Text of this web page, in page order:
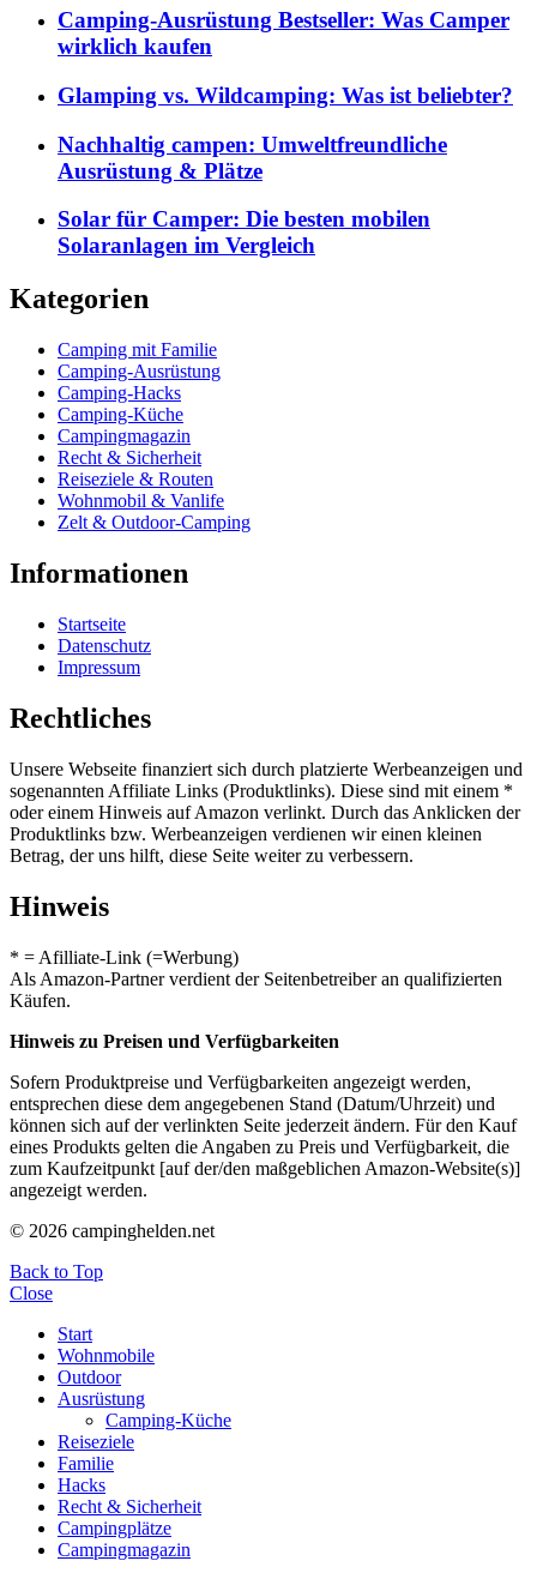
Camping-Ausrüstung Bestseller: Was Camper
wirklich kaufen
Glamping vs. Wildcamping: Was ist beliebter?
Nachhaltig campen: Umweltfreundliche
Ausrüstung & Plätze
Solar für Camper: Die besten mobilen
Solaranlagen im Vergleich
Kategorien
Camping mit Familie
Camping-Ausrüstung
Camping-Hacks
Camping-Küche
Campingmagazin
Recht & Sicherheit
Reiseziele & Routen
Wohnmobil & Vanlife
Zelt & Outdoor-Camping
Informationen
Startseite
Datenschutz
Impressum
Rechtliches
Unsere Webseite finanziert sich durch platzierte Werbeanzeigen und
sogenannten Affiliate Links (Produktlinks). Diese sind mit einem *
oder einem Hinweis auf Amazon verlinkt. Durch das Anklicken der
Produktlinks bzw. Werbeanzeigen verdienen wir einen kleinen
Betrag, der uns hilft, diese Seite weiter zu verbessern.
Hinweis
* = Afilliate-Link (=Werbung)
Als Amazon-Partner verdient der Seitenbetreiber an qualifizierten
Käufen.
Hinweis zu Preisen und Verfügbarkeiten
Sofern Produktpreise und Verfügbarkeiten angezeigt werden,
entsprechen diese dem angegebenen Stand (Datum/Uhrzeit) und
können sich auf der verlinkten Seite jederzeit ändern. Für den Kauf
eines Produkts gelten die Angaben zu Preis und Verfügbarkeit, die
zum Kaufzeitpunkt [auf der/den maßgeblichen Amazon-Website(s)]
angezeigt werden.
© 2026 campinghelden.net
Back to Top
Close
Start
Wohnmobile
Outdoor
Ausrüstung
Camping-Küche
Reiseziele
Familie
Hacks
Recht & Sicherheit
Campingplätze
Campingmagazin